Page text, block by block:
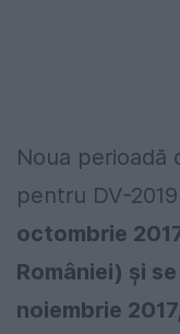
Noua perioadă
pentru DV-
octombrie
României) şi
noiembrie